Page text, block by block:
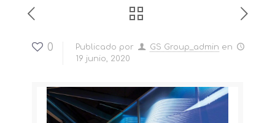
0 Publicado por GS Group_admin en
19 junio, 2020